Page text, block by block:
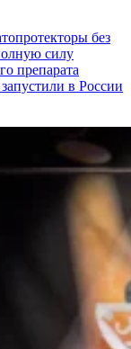
без
силу
препарата
в России